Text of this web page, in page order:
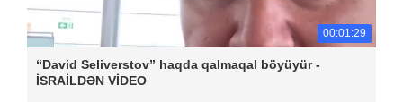
00:01:29
“David Seliverstov” haqda qalmaqal böyüyür -
İSRAİLDƏN VİDEO